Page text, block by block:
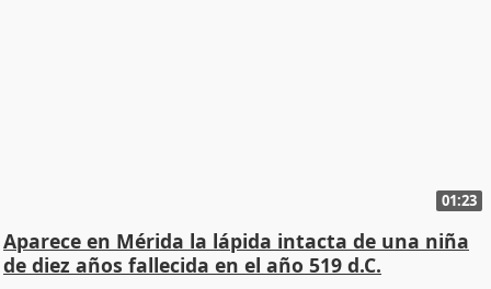
01:23
Aparece en Mérida la lápida intacta de una niña
de diez años fallecida en el año 519 d.C.